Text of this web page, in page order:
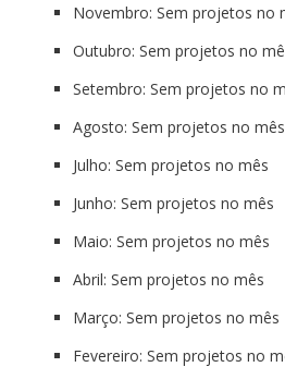
Novembro: Sem projetos no
Outubro: Sem projetos no
Setembro: Sem projetos no
Agosto: Sem projetos no mês
Julho: Sem projetos no mês
Junho: Sem projetos no mês
Maio: Sem projetos no mês
Abril: Sem projetos no mês
Março: Sem projetos no mês
Fevereiro: Sem projetos no